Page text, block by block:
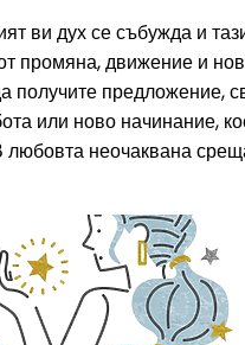
ви дух се събужда и
промяна, движение и
получите предложение,
или ново начинание,
любовта неочаквана